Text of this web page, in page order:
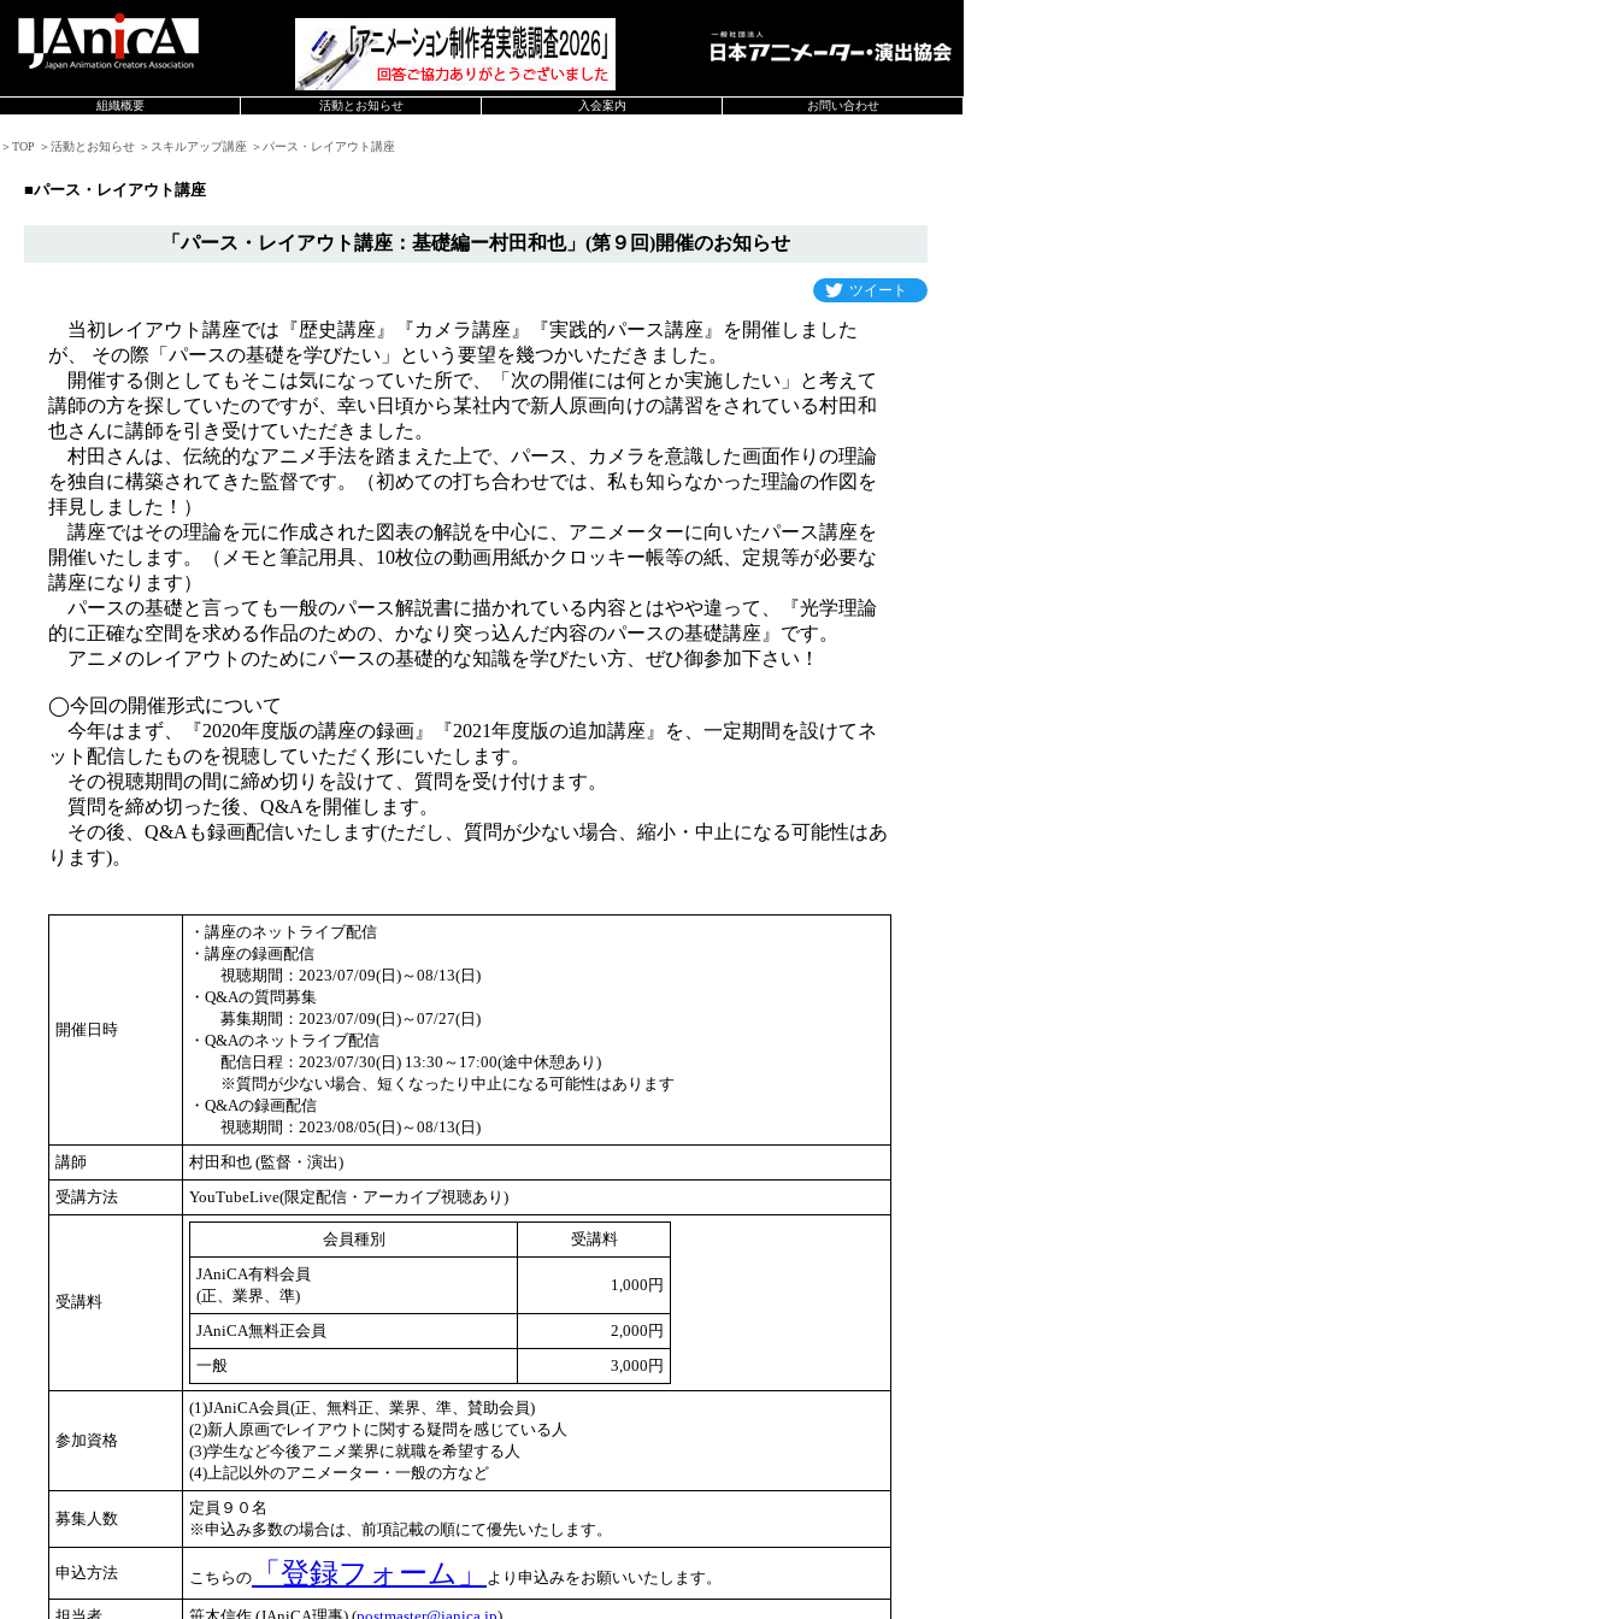
組織概要 活動とお知らせ 入会案内 お問い合わせ
＞TOP ＞活動とお知らせ ＞スキルアップ講座 ＞パース・レイアウト講座
■パース・レイアウト講座
「パース・レイアウト講座：基礎編ー村田和也」(第９回)開催のお知らせ
ツイート
当初レイアウト講座では『歴史講座』『カメラ講座』『実践的パース講座』を開催しました
が、 その際「パースの基礎を学びたい」という要望を幾つかいただきました。
開催する側としてもそこは気になっていた所で、「次の開催には何とか実施したい」と考えて
講師の方を探していたのですが、幸い日頃から某社内で新人原画向けの講習をされている村田和
也さんに講師を引き受けていただきました。
村田さんは、伝統的なアニメ手法を踏まえた上で、パース、カメラを意識した画面作りの理論
を独自に構築されてきた監督です。（初めての打ち合わせでは、私も知らなかった理論の作図を
拝見しました！）
講座ではその理論を元に作成された図表の解説を中心に、アニメーターに向いたパース講座を
開催いたします。（メモと筆記用具、10枚位の動画用紙かクロッキー帳等の紙、定規等が必要な
講座になります）
パースの基礎と言っても一般のパース解説書に描かれている内容とはやや違って、『光学理論
的に正確な空間を求める作品のための、かなり突っ込んだ内容のパースの基礎講座』です。
アニメのレイアウトのためにパースの基礎的な知識を学びたい方、ぜひ御参加下さい！
◯今回の開催形式について
今年はまず、『2020年度版の講座の録画』『2021年度版の追加講座』を、一定期間を設けてネ
ット配信したものを視聴していただく形にいたします。
その視聴期間の間に締め切りを設けて、質問を受け付けます。
質問を締め切った後、Q&Aを開催します。
その後、Q&Aも録画配信いたします(ただし、質問が少ない場合、縮小・中止になる可能性はあ
ります)。
開催日時
・講座のネットライブ配信
・講座の録画配信
視聴期間：2023/07/09(日)～08/13(日)
・Q&Aの質問募集
募集期間：2023/07/09(日)～07/27(日)
・Q&Aのネットライブ配信
配信日程：2023/07/30(日) 13:30～17:00(途中休憩あり)
※質問が少ない場合、短くなったり中止になる可能性はあります
・Q&Aの録画配信
視聴期間：2023/08/05(日)～08/13(日)
講師
村田和也 (監督・演出)
受講方法
YouTubeLive(限定配信・アーカイブ視聴あり)
受講料
会員種別
受講料
JAniCA有料会員
(正、業界、準)
1,000円
JAniCA無料正会員
2,000円
一般
3,000円
参加資格
(1)JAniCA会員(正、無料正、業界、準、賛助会員)
(2)新人原画でレイアウトに関する疑問を感じている人
(3)学生など今後アニメ業界に就職を希望する人
(4)上記以外のアニメーター・一般の方など
募集人数
定員９０名
※申込み多数の場合は、前項記載の順にて優先いたします。
申込方法 こちらの 「登録フォーム」 より申込みをお願いいたします。